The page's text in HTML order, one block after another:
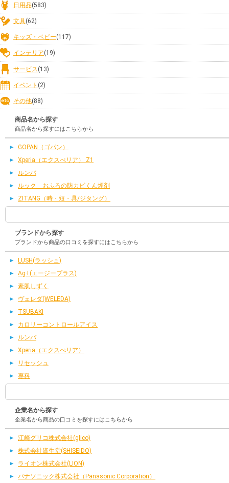
日用品(583)
文具(62)
キッズ・ベビー(117)
インテリア(19)
サービス (13)
イベント (2)
その他(88)
商品名から探す
商品名から探すにはこちらから
GOPAN（ゴパン）
Xperia（エクスぺリア） Z1
ルンバ
ルック おふろの防カビくん煙剤
ZITANG（時・短・具/ジタング）
ブランドから探す
ブランドから商品の口コミを探すにはこちらから
LUSH(ラッシュ)
Ag+(エージープラス)
素肌しずく
ヴェレダ(WELEDA)
TSUBAKI
カロリーコントロールアイス
ルンバ
Xperia（エクスぺリア）
リセッシュ
専科
企業名から探す
企業名から商品の口コミを探すにはこちらから
江崎グリコ株式会社(glico)
株式会社資生堂(SHISEIDO)
ライオン株式会社(LION)
パナソニック株式会社（Panasonic Corporation）